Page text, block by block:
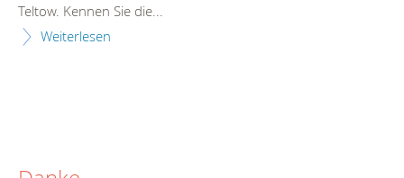
Teltow. Kennen Sie die...
Weiterlesen